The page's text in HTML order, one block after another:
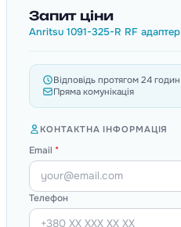
Запит ціни
Anritsu 1091-325-R RF адаптер
Відповідь протягом 24 годин
Пряма комунікація
КОНТАКТНА ІНФОРМАЦІЯ
Email *
Телефон